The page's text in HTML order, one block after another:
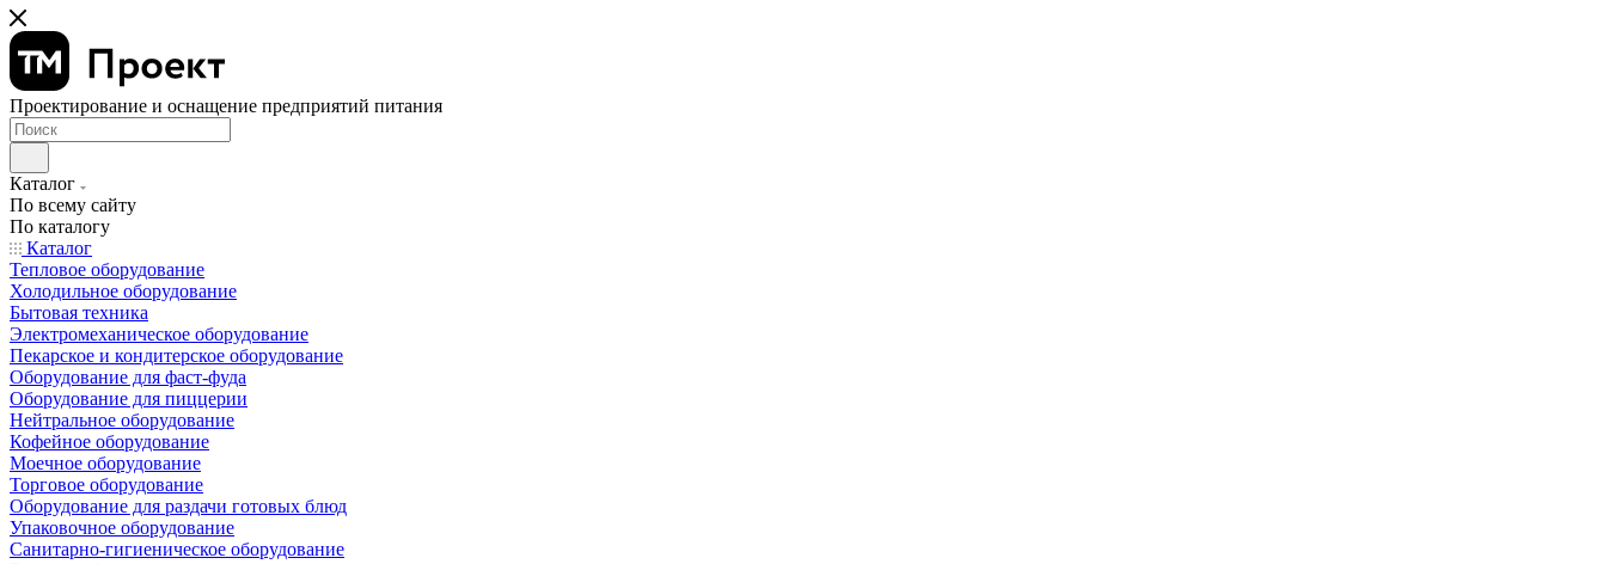
Проектирование и оснащение предприятий питания
Каталог
По всему сайту
По каталогу
Каталог
Тепловое оборудование
Холодильное оборудование
Бытовая техника
Электромеханическое оборудование
Пекарское и кондитерское оборудование
Оборудование для фаст-фуда
Оборудование для пиццерии
Нейтральное оборудование
Кофейное оборудование
Моечное оборудование
Торговое оборудование
Оборудование для раздачи готовых блюд
Упаковочное оборудование
Санитарно-гигиеническое оборудование